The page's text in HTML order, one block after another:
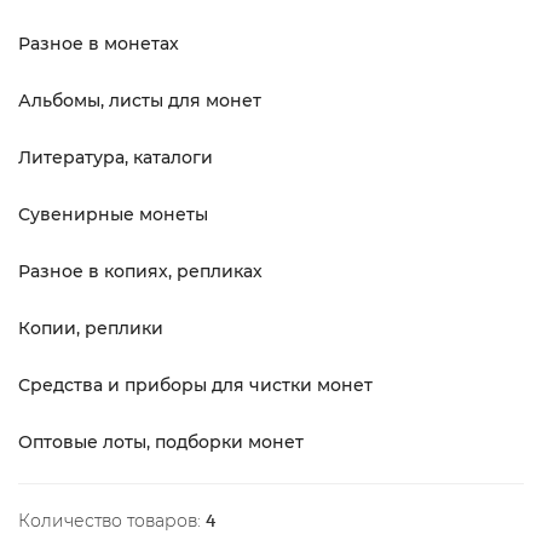
Разное в монетах
Альбомы, листы для монет
Литература, каталоги
Сувенирные монеты
Разное в копиях, репликах
Копии, реплики
Средства и приборы для чистки монет
Оптовые лоты, подборки монет
Количество товаров: 4